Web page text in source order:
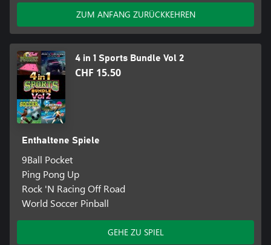
ZUM ANFANG ZURÜCKKEHREN
4 in 1 Sports Bundle Vol 2
CHF 15.50
Enthaltene Spiele
9Ball Pocket
Ping Pong Up
Rock 'N Racing Off Road
World Soccer Pinball
GEHE ZU SPIEL